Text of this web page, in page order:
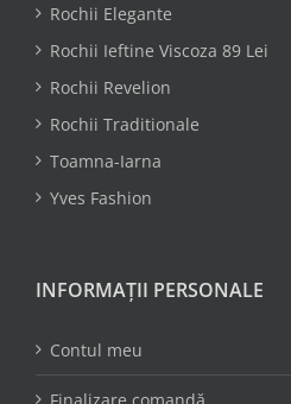
Rochii Elegante
Rochii Ieftine Viscoza 89 Lei
Rochii Revelion
Rochii Traditionale
Toamna-Iarna
Yves Fashion
INFORMAȚII PERSONALE
Contul meu
Finalizare comandă